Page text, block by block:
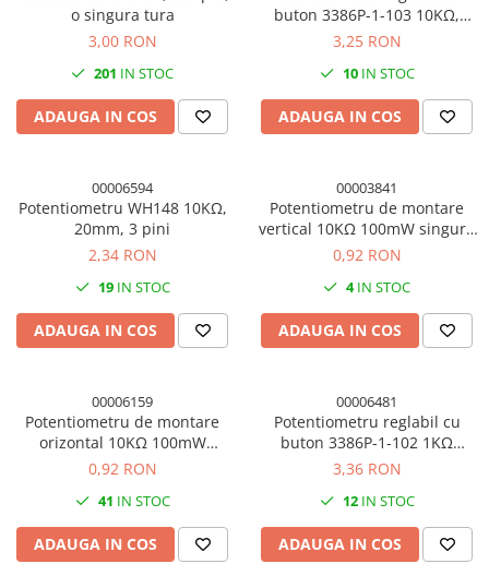
o singura tura
3,00 RON
201 IN STOC
ADAUGA IN COS
buton 3386P-1-103 10KΩ,
500mW
3,25 RON
10IN STOC
ADAUGA IN COS
00006594
Potentiometru WH148 10KΩ,
20mm, 3 pini
2,34 RON
19IN STOC
ADAUGA IN COS
00003841
Potentiometru de montare
vertical 10KΩ 100mW singura
tura
0,92 RON
4IN STOC
ADAUGA IN COS
00006159
Potentiometru de montare
orizontal 10KΩ 100mW
singura tura
0,92 RON
41 IN STOC
ADAUGA IN COS
00006481
Potentiometru reglabil cu
buton 3386P-1-102 1KΩ
500mW
3,36 RON
12IN STOC
ADAUGA IN COS